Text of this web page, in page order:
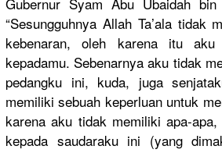
“Sesungguhnya Allah Ta’ala tidak
kebenaran, oleh karena itu aku
kepadamu. Sebenarnya aku tidak
pedangku ini, kuda, juga
memiliki sebuah keperluan untuk
karena aku tidak memiliki apa-
kepada saudaraku ini (yang